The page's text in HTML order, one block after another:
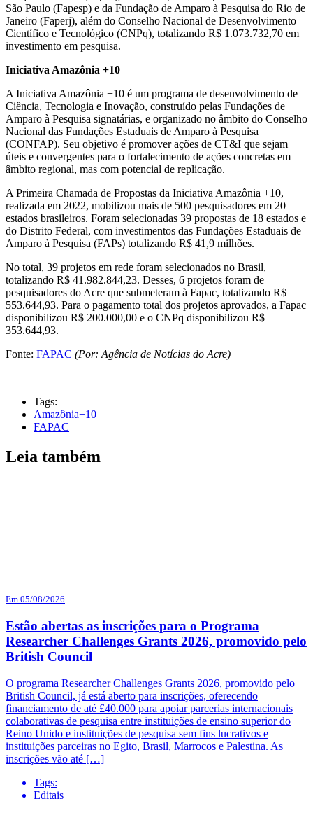
São Paulo (Fapesp) e da Fundação de Amparo à Pesquisa do Rio de
Janeiro (Faperj), além do Conselho Nacional de Desenvolvimento
Científico e Tecnológico (CNPq), totalizando R$ 1.073.732,70 em
investimento em pesquisa.
Iniciativa Amazônia +10
A Iniciativa Amazônia +10 é um programa de desenvolvimento de
Ciência, Tecnologia e Inovação, construído pelas Fundações de
Amparo à Pesquisa signatárias, e organizado no âmbito do Conselho
Nacional das Fundações Estaduais de Amparo à Pesquisa
(CONFAP). Seu objetivo é promover ações de CT&I que sejam
úteis e convergentes para o fortalecimento de ações concretas em
âmbito regional, mas com potencial de replicação.
A Primeira Chamada de Propostas da Iniciativa Amazônia +10,
realizada em 2022, mobilizou mais de 500 pesquisadores em 20
estados brasileiros. Foram selecionadas 39 propostas de 18 estados e
do Distrito Federal, com investimentos das Fundações Estaduais de
Amparo à Pesquisa (FAPs) totalizando R$ 41,9 milhões.
No total, 39 projetos em rede foram selecionados no Brasil,
totalizando R$ 41.982.844,23. Desses, 6 projetos foram de
pesquisadores do Acre que submeteram à Fapac, totalizando R$
553.644,93. Para o pagamento total dos projetos aprovados, a Fapac
disponibilizou R$ 200.000,00 e o CNPq disponibilizou R$
353.644,93.
Fonte: FAPAC (Por: Agência de Notícias do Acre)
Tags:
Amazônia+10
FAPAC
Leia também
Em 05/08/2026
Estão abertas as inscrições para o Programa
Researcher Challenges Grants 2026, promovido pelo
British Council
O programa Researcher Challenges Grants 2026, promovido pelo
British Council, já está aberto para inscrições, oferecendo
financiamento de até £40.000 para apoiar parcerias internacionais
colaborativas de pesquisa entre instituições de ensino superior do
Reino Unido e instituições de pesquisa sem fins lucrativos e
instituições parceiras no Egito, Brasil, Marrocos e Palestina. As
inscrições vão até […]
Tags:
Editais